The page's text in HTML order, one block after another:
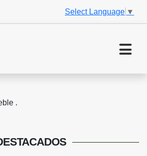
Select Language ▼
.